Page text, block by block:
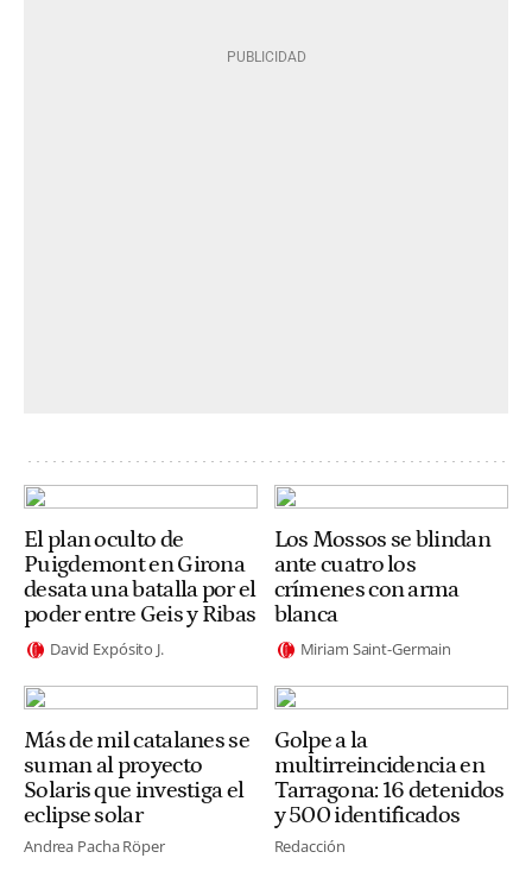
El plan oculto de
Puigdemont en Girona
desata una batalla por el
poder entre Geis y Ribas
David Expósito J.
Los Mossos se blindan
ante cuatro los
crímenes con arma
blanca
Miriam Saint-Germain
Más de mil catalanes se
suman al proyecto
Solaris que investiga el
eclipse solar
Andrea Pacha Röper
Golpe a la
multirreincidencia en
Tarragona: 16 detenidos
y 500 identificados
Redacción